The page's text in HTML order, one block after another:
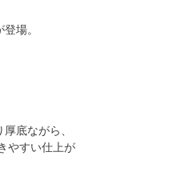
場。
底ながら、
やすい仕上が